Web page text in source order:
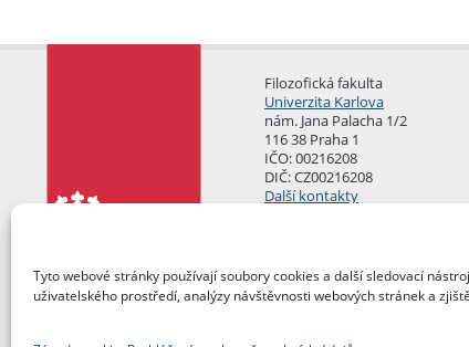
Tyto webové stránky používají soubory cookies a další sledovací
uživatelského prostředí, analýzy návštěvnosti webových stránek a
Filozofická fakulta
Univerzita Karlova
nám. Jana Palacha 1/2
116 38 Praha 1
IČO: 00216208
DIČ: CZ00216208
Další kontakty